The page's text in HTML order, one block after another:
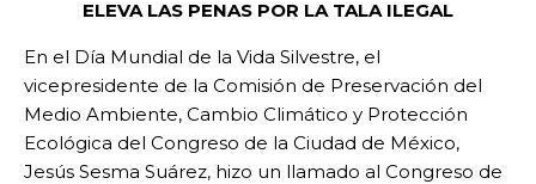
ELEVA LAS PENAS POR LA TALA ILEGAL
En el Día Mundial de la Vida Silvestre, el
vicepresidente de la Comisión de Preservación del
Medio Ambiente, Cambio Climático y Protección
Ecológica del Congreso de la Ciudad de México,
Jesús Sesma Suárez, hizo un llamado al Congreso de